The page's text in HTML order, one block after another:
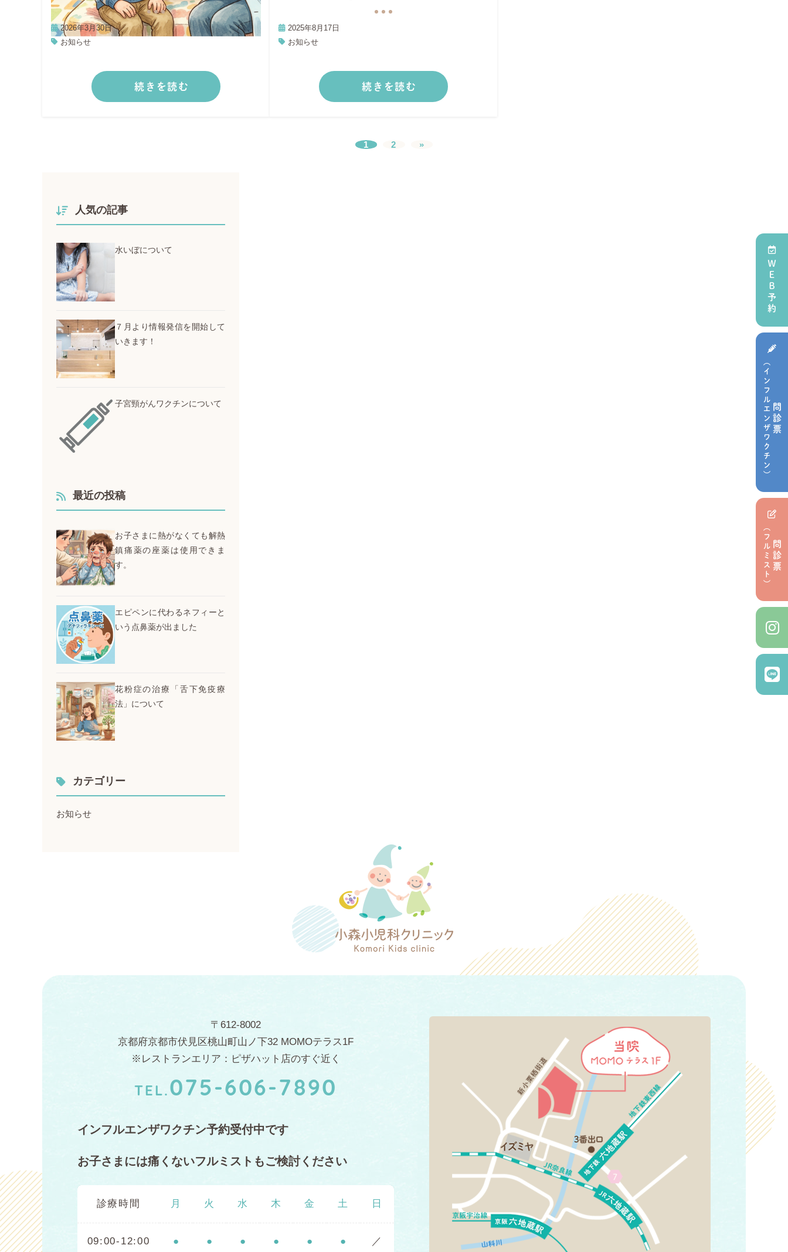
ＷＥＢ予約
問診票
（インフルエンザワクチン）
問診票
（フルミスト）
2026年3月30日
お知らせ
続きを読む
2025年8月17日
お知らせ
続きを読む
1 2 »
人気の記事
水いぼについて
７月より情報発信を開始して
いきます！
子宮頸がんワクチンについて
最近の投稿
お子さまに熱がなくても解熱
鎮痛薬の座薬は使用できま
す。
エピペンに代わるネフィーと
いう点鼻薬が出ました
花粉症の治療「舌下免疫療
法」について
カテゴリー
お知らせ
〒612-8002
京都府京都市伏見区桃山町山ノ下32 MOMOテラス1F
※レストランエリア：ピザハット店のすぐ近く
TEL. 075-606-7890
インフルエンザワクチン予約受付中です
お子さまには痛くないフルミスト もご検討ください
診療時間 月 火 水 木 金 土 日
09:00-12:00 ● ● ● ● ● ● ／